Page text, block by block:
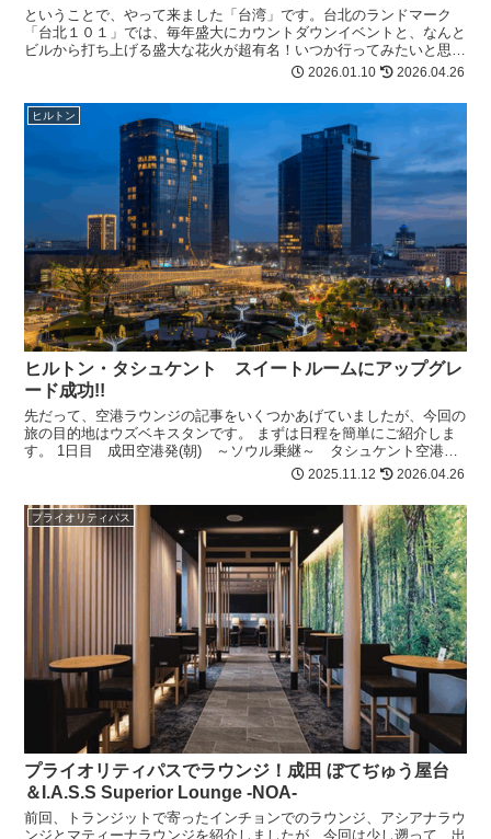
ということで、やって来ました「台湾」です。台北のランドマーク
「台北１０１」では、毎年盛大にカウントダウンイベントと、なんと
ビルから打ち上げる盛大な花火が超有名！いつか行ってみたいと思っ
ていたのですが、今回意を決して年末の台北に行ってみまし...
2026.01.10 2026.04.26
ヒルトン
ヒルトン・タシュケント スイートルームにアップグレ
ード成功!!
先だって、空港ラウンジの記事をいくつかあげていましたが、今回の
旅の目的地はウズベキスタンです。 まずは日程を簡単にご紹介しま
す。 1日目 成田空港発(朝) ～ソウル乗継～ タシュケント空港着
2025.11.12 2026.04.26
プライオリティパス
プライオリティパスでラウンジ！成田 ぼてぢゅう屋台
＆I.A.S.S Superior Lounge -NOA-
前回、トランジットで寄ったインチョンでのラウンジ、アシアナラウ
ンジとマティーナラウンジを紹介しましたが、今回は少し遡って、出